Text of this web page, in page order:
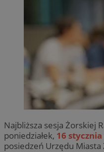
Najbliższa sesja Żorskiej
poniedziałek, 16 stycznia
posiedzeń Urzędu